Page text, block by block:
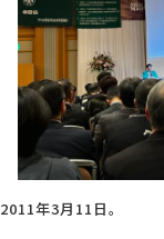
2011年3月11日。